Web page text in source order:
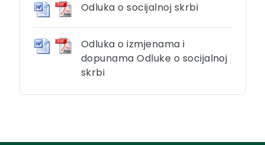
Odluka o socijalnoj skrbi
Odluka o izmjenama i
dopunama Odluke o socijalnoj
skrbi